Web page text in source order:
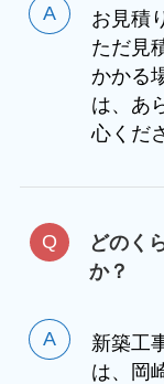
お見積
ただ見
かかる
は、あ
心くだ
どのく
か？
新築工
は、岡